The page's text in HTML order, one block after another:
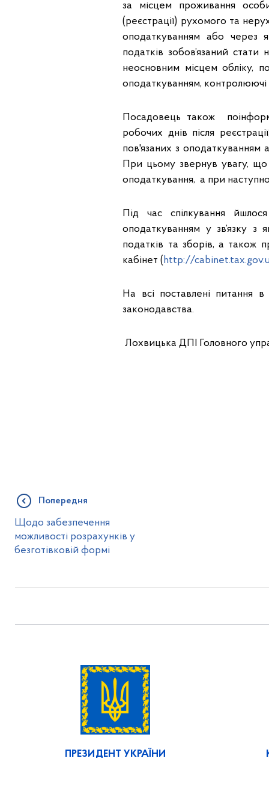
за місцем проживання
(реєстрації) рухомого та
оподаткуванням або через
податків зобов’язаний
неосновним місцем обліку,
оподаткуванням,
Посадовець також
робочих днів після
пов'язаних з оподаткуванням
При цьому звернув увагу, що
оподаткування, а при
Під час спілкування
оподаткуванням у зв’язку з
податків та зборів, а також
кабінет ( http://
На всі поставлені питання в
законодавства.
Лохвицька ДПІ Головного
Попередня
Щодо забезпечення
можливості розрахунків у
безготівковій формі
ПРЕЗИДЕНТ УКРАЇНИ